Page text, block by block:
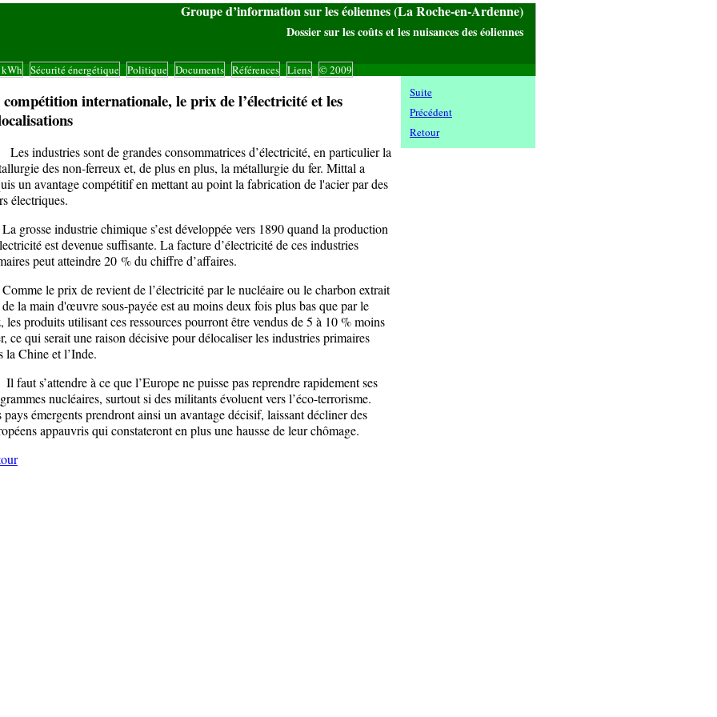
Groupe d’information sur les éoliennes (La Roche-en-Ardenne)
Dossier sur les coûts et les nuisances des éoliennes
Sécurité énergétique Politique Documents Références Liens © 2009
internationale, le prix de l’électricité et les
industries sont de grandes consommatrices d’électricité, en particulier la
des non-ferreux et, de plus en plus, la métallurgie du fer. Mittal a
un avantage compétitif en mettant au point la fabrication de l'acier par des
électriques.
grosse industrie chimique s’est développée vers 1890 quand la production
est devenue suffisante. La facture d’électricité de ces industries
peut atteindre 20 % du chiffre d’affaires.
le prix de revient de l’électricité par le nucléaire ou le charbon extrait
la main d'œuvre sous-payée est au moins deux fois plus bas que par le
les produits utilisant ces ressources pourront être vendus de 5 à 10 % moins
ce qui serait une raison décisive pour délocaliser les industries primaires
la Chine et l’Inde.
s’attendre à ce que l’Europe ne puisse pas reprendre rapidement ses
nucléaires, surtout si des militants évoluent vers l’éco-terrorisme.
pays émergents prendront ainsi un avantage décisif, laissant décliner des
appauvris qui constateront en plus une hausse de leur chômage.
Suite
Précédent
Retour